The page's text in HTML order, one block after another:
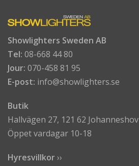
Showlighters Sweden AB
Tel: 08-668 44 80
Jour: 070-458 81 95
E-post: info@showlighters.se
Butik
Hallvägen 27, 121 62 Johanneshov
Öppet vardagar 10-18
Hyresvillkor››